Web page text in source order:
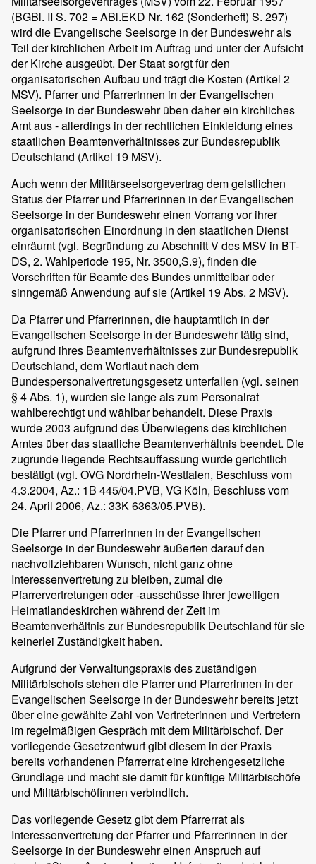
(BGBl. II S. 702 = ABl.EKD Nr. 162 (Sonderheft) S. 297)
wird die Evangelische Seelsorge in der Bundeswehr als
Teil der kirchlichen Arbeit im Auftrag und unter der Aufsicht
der Kirche ausgeübt. Der Staat sorgt für den
organisatorischen Aufbau und trägt die Kosten (Artikel 2
MSV). Pfarrer und Pfarrerinnen in der Evangelischen
Seelsorge in der Bundeswehr üben daher ein kirchliches
Amt aus - allerdings in der rechtlichen Einkleidung eines
staatlichen Beamtenverhältnisses zur Bundesrepublik
Deutschland (Artikel 19 MSV).
Auch wenn der Militärseelsorgevertrag dem geistlichen
Status der Pfarrer und Pfarrerinnen in der Evangelischen
Seelsorge in der Bundeswehr einen Vorrang vor ihrer
organisatorischen Einordnung in den staatlichen Dienst
einräumt (vgl. Begründung zu Abschnitt V des MSV in BT-
DS, 2. Wahlperiode 195, Nr. 3500,S.9), finden die
Vorschriften für Beamte des Bundes unmittelbar oder
sinngemäß Anwendung auf sie (Artikel 19 Abs. 2 MSV).
Da Pfarrer und Pfarrerinnen, die hauptamtlich in der
Evangelischen Seelsorge in der Bundeswehr tätig sind,
aufgrund ihres Beamtenverhältnisses zur Bundesrepublik
Deutschland, dem Wortlaut nach dem
Bundespersonalvertretungsgesetz unterfallen (vgl. seinen
§ 4 Abs. 1), wurden sie lange als zum Personalrat
wahlberechtigt und wählbar behandelt. Diese Praxis
wurde 2003 aufgrund des Überwiegens des kirchlichen
Amtes über das staatliche Beamtenverhältnis beendet. Die
zugrunde liegende Rechtsauffassung wurde gerichtlich
bestätigt (vgl. OVG Nordrhein-Westfalen, Beschluss vom
4.3.2004, Az.: 1B 445/04.PVB, VG Köln, Beschluss vom
24. April 2006, Az.: 33K 6363/05.PVB).
Die Pfarrer und Pfarrerinnen in der Evangelischen
Seelsorge in der Bundeswehr äußerten darauf den
nachvollziehbaren Wunsch, nicht ganz ohne
Interessenvertretung zu bleiben, zumal die
Pfarrervertretungen oder -ausschüsse ihrer jeweiligen
Heimatlandeskirchen während der Zeit im
Beamtenverhältnis zur Bundesrepublik Deutschland für sie
keinerlei Zuständigkeit haben.
Aufgrund der Verwaltungspraxis des zuständigen
Militärbischofs stehen die Pfarrer und Pfarrerinnen in der
Evangelischen Seelsorge in der Bundeswehr bereits jetzt
über eine gewählte Zahl von Vertreterinnen und Vertretern
im regelmäßigen Gespräch mit dem Militärbischof. Der
vorliegende Gesetzentwurf gibt diesem in der Praxis
bereits vorhandenen Pfarrerrat eine kirchengesetzliche
Grundlage und macht sie damit für künftige Militärbischöfe
und Militärbischöfinnen verbindlich.
Das vorliegende Gesetz gibt dem Pfarrerrat als
Interessenvertretung der Pfarrer und Pfarrerinnen in der
Seelsorge in der Bundeswehr einen Anspruch auf